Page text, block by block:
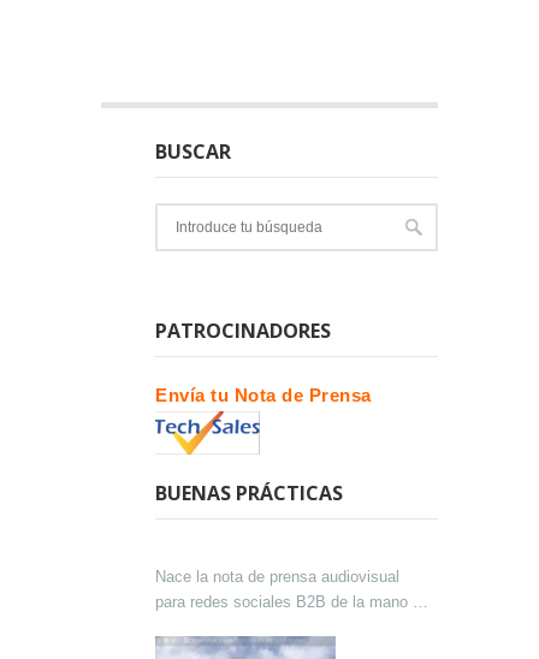
BUSCAR
PATROCINADORES
Envía tu Nota de Prensa
BUENAS PRÁCTICAS
Nace la nota de prensa audiovisual
para redes sociales B2B de la mano de